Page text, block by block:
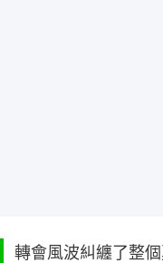
轉會風波糾纏了整